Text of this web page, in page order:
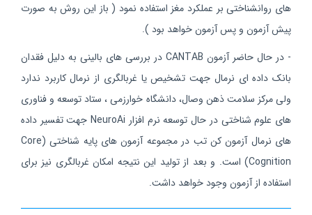
های روانشناختی بر عملکرد مغز استفاده نمود ( باز این روش به صورت
پیش آزمون و پس آزمون خواهد بود ).
- در حال حاضر آزمون CANTAB در بررسی های بالینی به دلیل فقدان
بانک داده ای نرمال جهت تشخیص یا غربالگری از نرمال کاربرد ندارد
ولی مرکز سلامت ذهن وصال، دانشگاه خوارزمی ، ستاد توسعه و فناوری
های علوم شناختی در حال توسعه نرم افزار NeuroAi جهت تفسیر داده
های نرمال آزمون کن تب در مجموعه آزمون های پایه شناختی (Core
Cognition) است. و بعد از تولید این نتیجه امکان غربالگری نیز برای
استفاده از آزمون وجود خواهد داشت.